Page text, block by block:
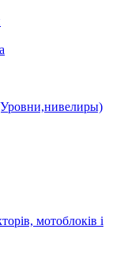
мотоблоків і